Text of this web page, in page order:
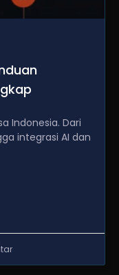
Indonesia. Dari
integrasi AI dan